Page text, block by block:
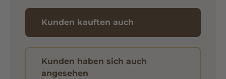
Kunden kauften auch
Kunden haben sich auch
angesehen